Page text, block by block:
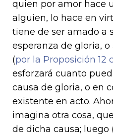
quien por amor hace
alguien, lo hace en
tiene de ser amado a
esperanza de gloria, o
(por la Proposición 12
esforzará cuanto
causa de gloria, o en
exis­tente en acto.
imagina otra co­sa,
de dicha causa; luego